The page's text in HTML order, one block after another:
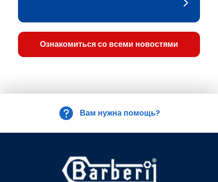
Ознакомиться со всеми новостями
Вам нужна помощь?